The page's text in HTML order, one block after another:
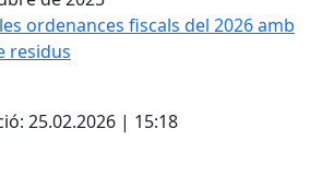
ordenances fiscals del 2026 amb
residus
25.02.2026 | 15:18